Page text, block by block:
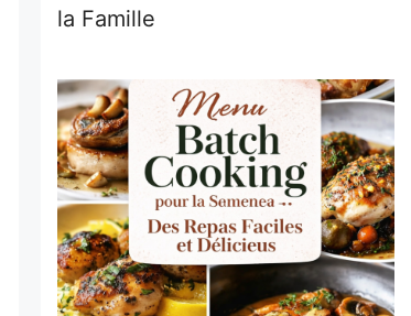
la Famille